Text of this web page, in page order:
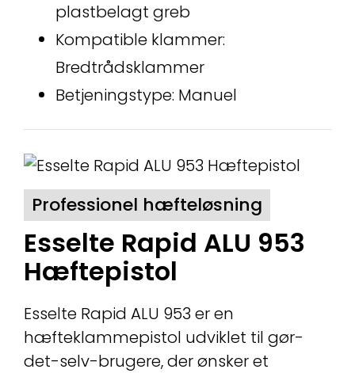
plastbelagt greb
Kompatible klammer:
Bredtrådsklammer
Betjeningstype: Manuel
Professionel hæfteløsning
Esselte Rapid ALU 953
Hæftepistol
Esselte Rapid ALU 953 er en
hæfteklammepistol udviklet til gør-
det-selv-brugere, der ønsker et